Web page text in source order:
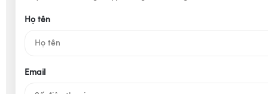
Họ tên
Email